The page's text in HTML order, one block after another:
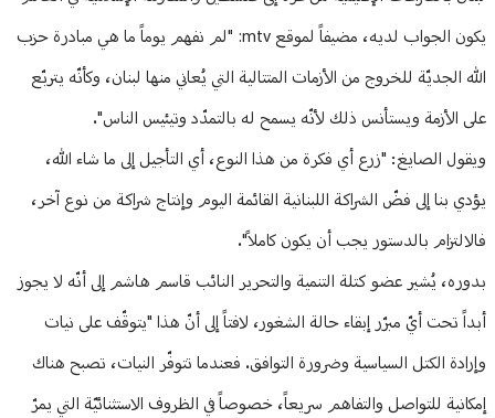
يكون الجواب لديه، مضيفاً لموقع mtv: "لم نفهم يوماً ما هي مبادرة حزب
الله الجديّة للخروج من الأزمات المتتالية التي يُعاني منها لبنان، وكأنّه يتربّع
على الأزمة ويستأنس ذلك لأنّه يسمح له بالتمدّد وتيئيس الناس".
ويقول الصايغ: "زرع أي فكرة من هذا النوع، أي التأجيل إلى ما شاء الله،
يؤدي بنا إلى فضّ الشراكة اللبنانية القائمة اليوم وإنتاج شراكة من نوع آخر،
فالالتزام بالدستور يجب أن يكون كاملاً".
بدوره، يُشير عضو كتلة التنمية والتحرير النائب قاسم هاشم إلى أنّه لا يجوز
أبداً تحت أيّ مبرّر إبقاء حالة الشغور، لافتاً إلى أنّ هذا "يتوقّف على نيات
وإرادة الكتل السياسية وضرورة التوافق. فعندما تتوفّر النيات، تصبح هناك
إمكانية للتواصل والتفاهم سريعاً، خصوصاً في الظروف الاستثنائيّة التي يمرّ